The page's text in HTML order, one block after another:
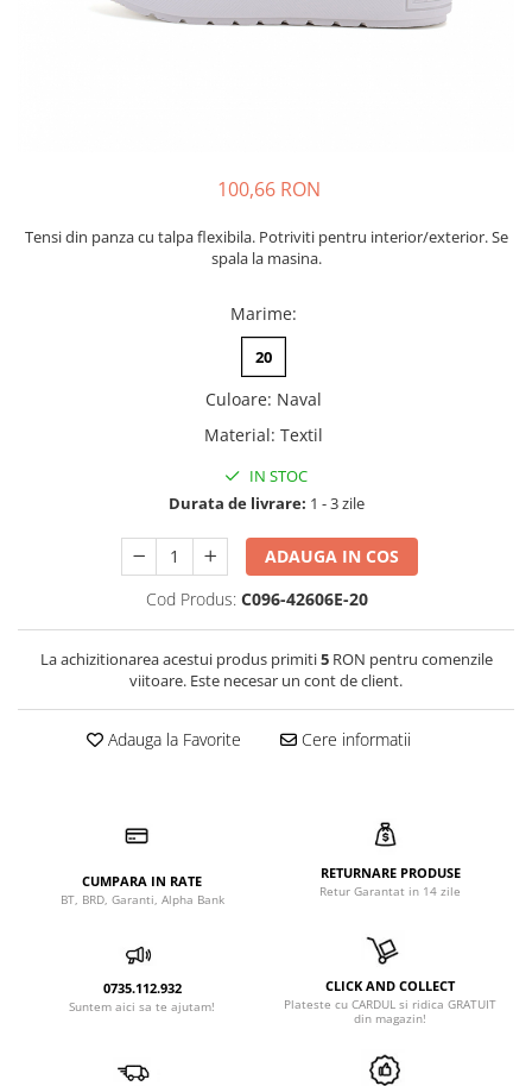
100,66 RON
Tensi din panza cu talpa flexibila. Potriviti pentru interior/exterior. Se
spala la masina.
Marime:
20
Culoare: Naval
Material: Textil
IN STOC
Durata de livrare: 1 - 3 zile
ADAUGA IN COS
Cod Produs: C096-42606E-20
La achizitionarea acestui produs primiti5RON pentru comenzile
viitoare. Este necesar un cont de client.
Adauga la Favorite Cere informatii
CUMPARA IN RATE
BT, BRD, Garanti, Alpha Bank
RETURNARE PRODUSE
Retur Garantat in 14 zile
0735.112.932
Suntem aici sa te ajutam!
CLICK AND COLLECT
Plateste cu CARDUL si ridica GRATUIT
din magazin!